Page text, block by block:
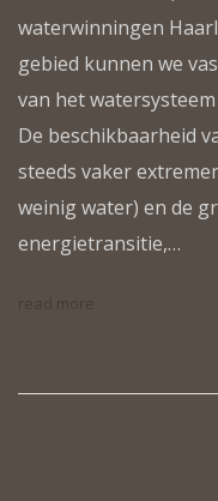
waterwinningen
gebied kunnen we
van het
De beschikbaarheid
steeds vaker
weinig water) en de
energietransitie,…